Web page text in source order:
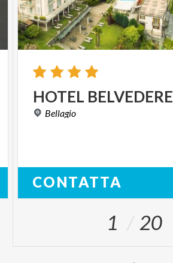
HOTEL BELVEDERE
Bellagio
CONTATTA
1 20